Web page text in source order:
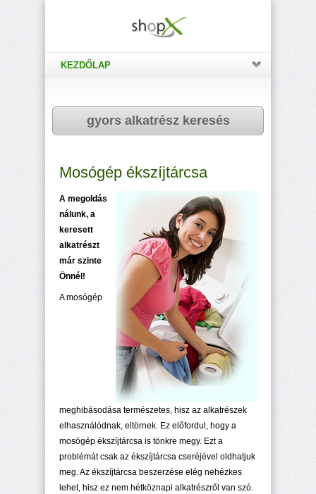
KEZDŐLAP
gyors alkatrész keresés
Mosógép ékszíjtárcsa
A megoldás
nálunk, a
keresett
alkatrészt
már szinte
Önnél!
A mosógép
meghibásodása természetes, hisz az alkatrészek
elhasználódnak, eltörnek. Ez előfordul, hogy a
mosógép ékszíjtárcsa is tönkre megy. Ezt a
problémát csak az ékszíjtárcsa cseréjével oldhatjuk
meg. Az ékszíjtárcsa beszerzése elég nehézkes
lehet, hisz ez nem hétköznapi alkatrészről van szó.